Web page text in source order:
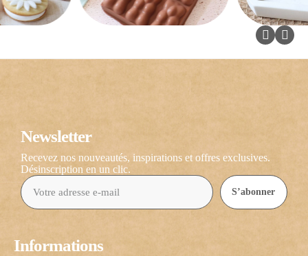
Informations
Newsletter
Recevez nos nouveautés, inspirations et offres exclusives.
Désinscription en un clic.
S’abonner